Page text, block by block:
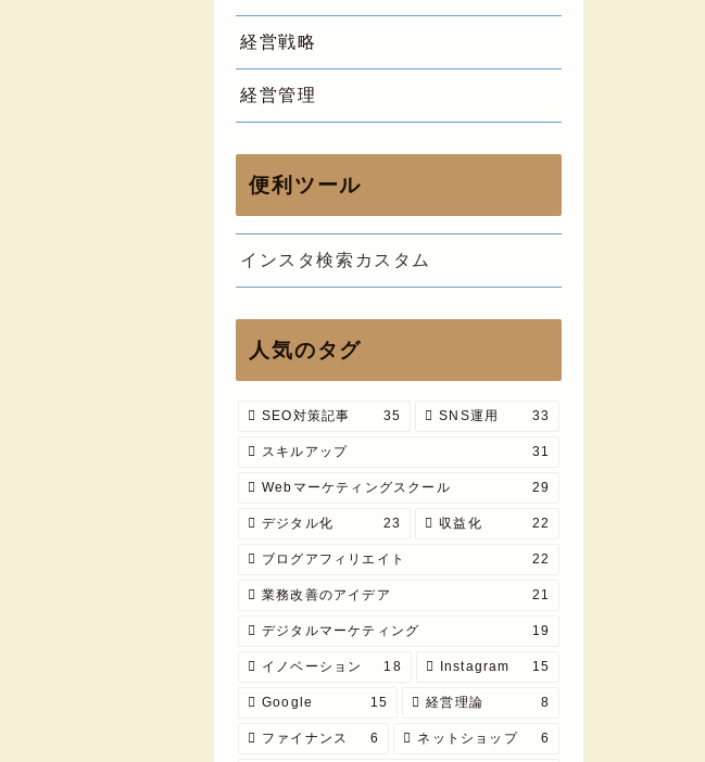
経営戦略
経営管理
便利ツール
インスタ検索カスタム
人気のタグ
SEO対策記事 35 SNS運用 33
スキルアップ 31
Webマーケティングスクール 29
デジタル化 23 収益化 22
ブログアフィリエイト 22
業務改善のアイデア 21
デジタルマーケティング 19
イノベーション 18 Instagram 15
Google 15 経営理論 8
ファイナンス 6 ネットショップ 6